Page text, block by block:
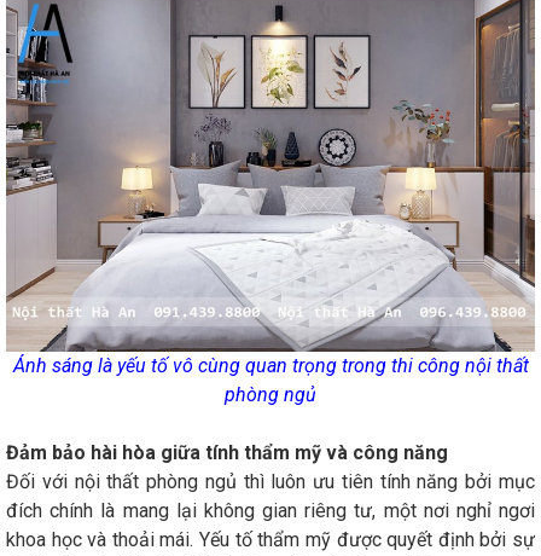
Ánh sáng là yếu tố vô cùng quan trọng trong thi công nội thất
phòng ngủ
Đảm bảo hài hòa giữa tính thẩm mỹ và công năng
Đối với nội thất phòng ngủ thì luôn ưu tiên tính năng bởi mục
đích chính là mang lại không gian riêng tư, một nơi nghỉ ngơi
khoa học và thoải mái. Yếu tố thẩm mỹ được quyết định bởi sự